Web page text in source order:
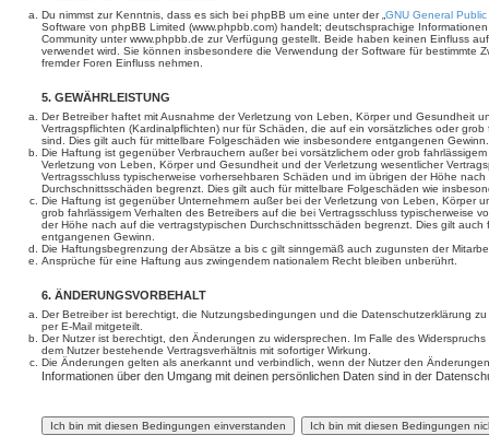
Du nimmst zur Kenntnis, dass es sich bei phpBB um eine unter der „ GNU General
Software von phpBB Limited (www.phpbb.com) handelt; deutschsprachige
Community unter www.phpbb.de zur Verfügung gestellt. Beide haben keinen Einfluss
verwendet wird. Sie können insbesondere die Verwendung der Software für bestimmte
fremder Foren Einfluss nehmen.
5. GEWÄHRLEISTUNG
Der Betreiber haftet mit Ausnahme der Verletzung von Leben, Körper und Gesundheit
Vertragspflichten (Kardinalpflichten) nur für Schäden, die auf ein vorsätzliches oder
sind. Dies gilt auch für mittelbare Folgeschäden wie insbesondere entgangenen Gewinn.
Die Haftung ist gegenüber Verbrauchern außer bei vorsätzlichem oder grob
Verletzung von Leben, Körper und Gesundheit und der Verletzung wesentlicher
Vertragsschluss typischerweise vorhersehbaren Schäden und im übrigen der Höhe
Durchschnittsschäden begrenzt. Dies gilt auch für mittelbare Folgeschäden wie
Die Haftung ist gegenüber Unternehmern außer bei der Verletzung von Leben, Körper
grob fahrlässigem Verhalten des Betreibers auf die bei Vertragsschluss typischerweise
der Höhe nach auf die vertragstypischen Durchschnittsschäden begrenzt. Dies gilt
entgangenen Gewinn.
Die Haftungsbegrenzung der Absätze a bis c gilt sinngemäß auch zugunsten der
Ansprüche für eine Haftung aus zwingendem nationalem Recht bleiben unberührt.
6. ÄNDERUNGSVORBEHALT
Der Betreiber ist berechtigt, die Nutzungsbedingungen und die Datenschutzerklärung
per E-Mail mitgeteilt.
Der Nutzer ist berechtigt, den Änderungen zu widersprechen. Im Falle des
dem Nutzer bestehende Vertragsverhältnis mit sofortiger Wirkung.
Die Änderungen gelten als anerkannt und verbindlich, wenn der Nutzer den
Informationen über den Umgang mit deinen persönlichen Daten sind in der